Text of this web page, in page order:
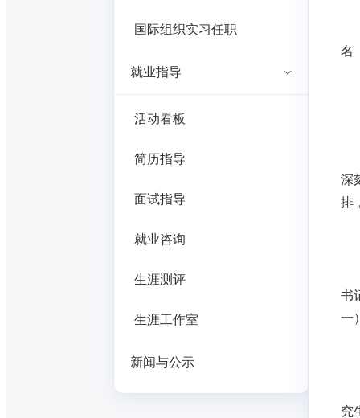
国际组织实习任职
就业指导
活动看板
简历指导
面试指导
就业咨询
生涯测评
生涯工作室
新闻与公示
名
深
排
书
一
究